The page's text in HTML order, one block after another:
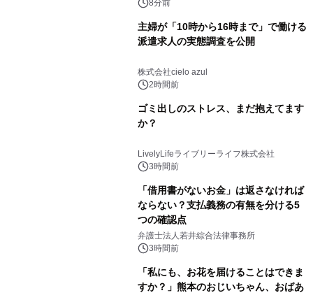
8分前
主婦が「10時から16時まで」で働ける
派遣求人の実態調査を公開
株式会社cielo azul
2時間前
ゴミ出しのストレス、まだ抱えてます
か？
LivelyLifeライブリーライフ株式会社
3時間前
「借用書がないお金」は返さなければ
ならない？支払義務の有無を分ける5
つの確認点
弁護士法人若井綜合法律事務所
3時間前
「私にも、お花を届けることはできま
すか？」熊本のおじいちゃん、おばあ